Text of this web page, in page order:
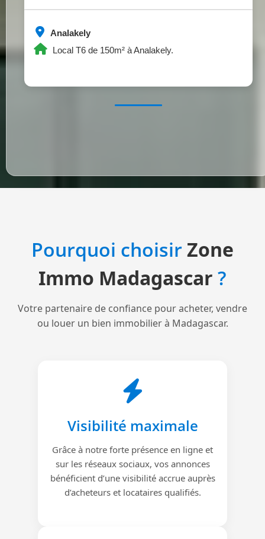
Analakely
Local T6 de 150m² à Analakely.
Pourquoi choisirZone
Immo Madagascar ?
Votre partenaire de confiance pour acheter, vendre
ou louer un bien immobilier à Madagascar.
Visibilité maximale
Grâce à notre forte présence en ligne et
sur les réseaux sociaux, vos annonces
bénéficient d’une visibilité accrue auprès
d’acheteurs et locataires qualifiés.